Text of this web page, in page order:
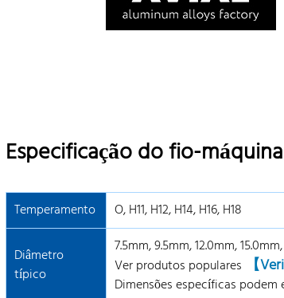
Especificação do fio-
Temperamento O, H11, H12, H14, H16, H18
Diâmetro
típico
7.5mm, 9.5mm, 12.0mm,
Ver produtos populares
【
Dimensões específicas